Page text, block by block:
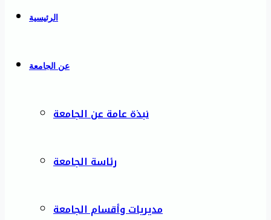
الرئيسية
عن الجامعة
نبذة عامة عن الجامعة
رئاسة الجامعة
مديريات وأقسام الجامعة